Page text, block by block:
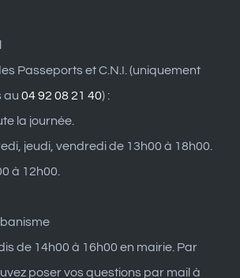
Passeports et C.N.I. (uniquement
au 04 92 08 21 40) :
la journée.
jeudi, vendredi de 13h00 à 18h00.
à 12h00.
de 14h00 à 16h00 en mairie. Par
poser vos questions par mail à